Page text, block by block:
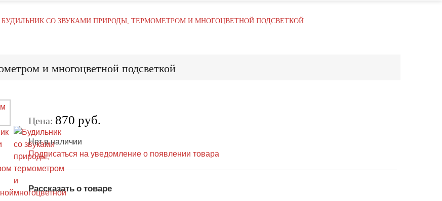
БУДИЛЬНИК СО ЗВУКАМИ ПРИРОДЫ, ТЕРМОМЕТРОМ И МНОГОЦВЕТНОЙ ПОДСВЕТКОЙ
и многоцветной подсветкой
Цена: 870 руб.
Нет в наличии
Подписаться на уведомление о появлении товара
Рассказать о товаре